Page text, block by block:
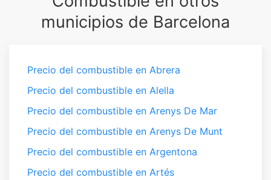
municipios de Barcelona
Precio del combustible en Abrera
Precio del combustible en Alella
Precio del combustible en Arenys De Mar
Precio del combustible en Arenys De Munt
Precio del combustible en Argentona
Precio del combustible en Artés